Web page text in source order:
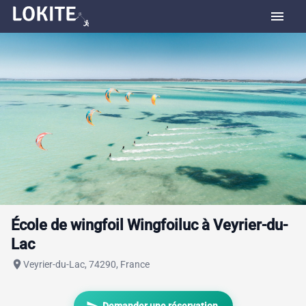
menu
École de wingfoil Wingfoiluc à Veyrier-du-
Lac
placeVeyrier-du-Lac, 74290, France